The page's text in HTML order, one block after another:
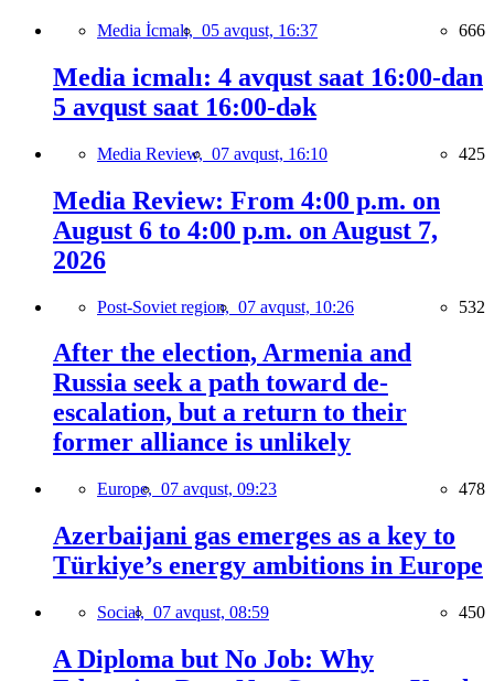
Media İcmalı, 05 avqust, 16:37 666
Media icmalı: 4 avqust saat 16:00-dan
5 avqust saat 16:00-dək
Media Review, 07 avqust, 16:10 425
Media Review: From 4:00 p.m. on
August 6 to 4:00 p.m. on August 7,
2026
Post-Soviet region, 07 avqust, 10:26 532
After the election, Armenia and
Russia seek a path toward de-
escalation, but a return to their
former alliance is unlikely
Europe, 07 avqust, 09:23 478
Azerbaijani gas emerges as a key to
Türkiye’s energy ambitions in Europe
Social, 07 avqust, 08:59 450
A Diploma but No Job: Why